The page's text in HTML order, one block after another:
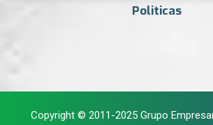
Politicas
Copyright © 2011-2025 Grupo